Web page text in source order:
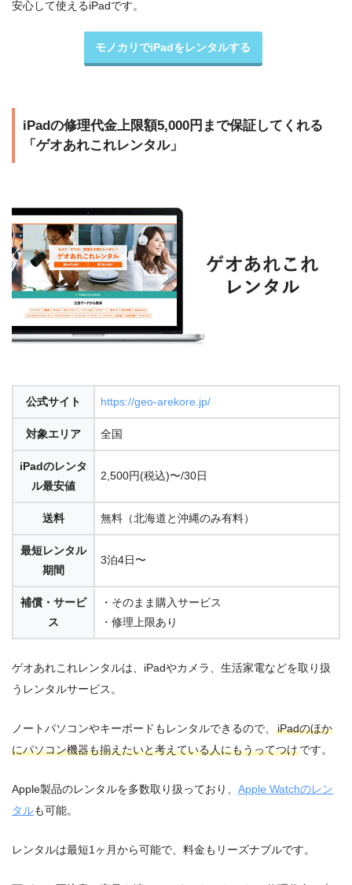
安心して使えるiPadです。
モノカリでiPadをレンタルする
iPadの修理代金上限額5,000円まで保証してくれる
「ゲオあれこれレンタル」
公式サイト https://geo-arekore.jp/
対象エリア 全国
iPadのレンタ
ル最安値
2,500円(税込)〜/30日
送料 無料（北海道と沖縄のみ有料）
最短レンタル
期間
3泊4日〜
補償・サービ
ス
・そのまま購入サービス
・修理上限あり
ゲオあれこれレンタルは、iPadやカメラ、生活家電などを取り扱
うレンタルサービス。
ノートパソコンやキーボードもレンタルできるので、
iPadのほか
にパソコン機器も揃えたいと考えている人にもうってつけです。
Apple製品のレンタルを多数取り扱っており、 Apple Watchのレン
タルも可能。
レンタルは最短1ヶ月から可能で、料金もリーズナブルです。